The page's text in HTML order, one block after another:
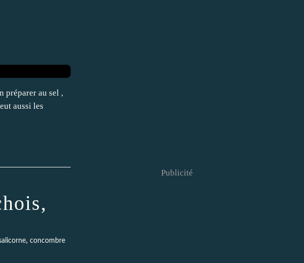
préparer au sel ,
aussi les
, concombre
Publicité